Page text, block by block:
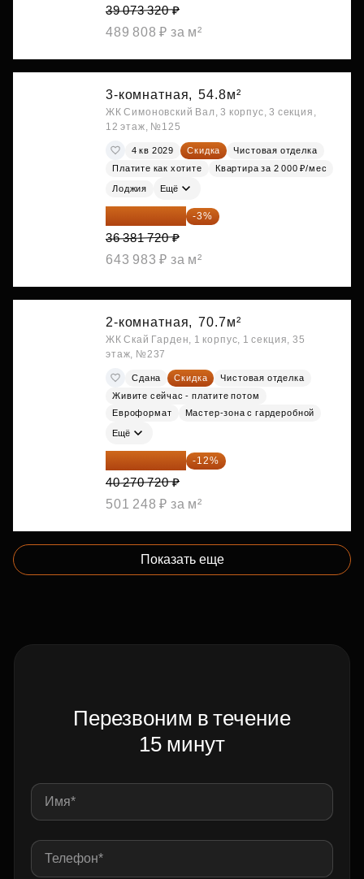
39 073 320 ₽
489 808 ₽ за м²
3-комнатная, 54.8м²
ЖК Симоновский Вал, 3 корпус, 3 секция,
12 этаж, №125
4 кв 2029 Скидка
Чистовая отделка
Платите как хотите
Квартира за 2 000 ₽/мес
Лоджия Ещё
35 290 268 ₽ -3%
36 381 720 ₽
643 983 ₽ за м²
2-комнатная, 70.7м²
ЖК Скай Гарден, 1 корпус, 1 секция, 35
этаж, №237
Сдана Скидка
Чистовая отделка
Живите сейчас - платите потом
Евроформат
Мастер-зона с гардеробной
Ещё
35 438 234 ₽ -12%
40 270 720 ₽
501 248 ₽ за м²
Показать еще
Перезвоним в течение
15 минут